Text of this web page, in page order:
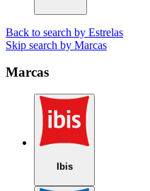
Back to search by Estrelas
Skip search by Marcas
Marcas
Ibis